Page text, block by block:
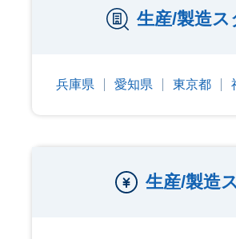
生産/製造
兵庫県 愛知県 東京都
生産/製造